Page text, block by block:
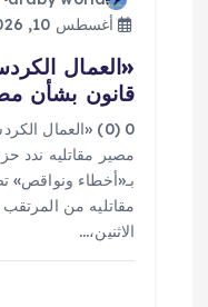
ت أغسطس 10, 2026
«العمال
قانون بشأن
0 (0) «العمال
مصير مقاتليه ندد
بـ«أخطاء ونواقص»
مقاتليه من
الاثنين،…